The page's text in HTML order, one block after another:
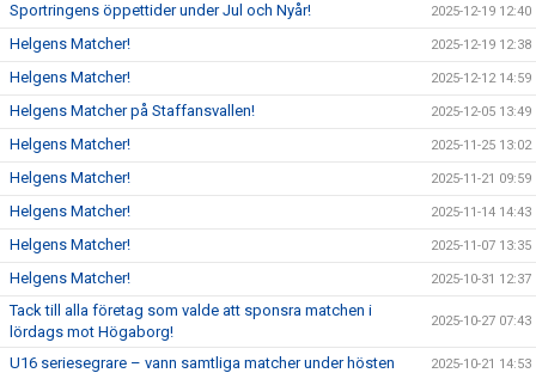
Sportringens öppettider under Jul och Nyår! 2025-12-19 12:40
Helgens Matcher! 2025-12-19 12:38
Helgens Matcher! 2025-12-12 14:59
Helgens Matcher på Staffansvallen! 2025-12-05 13:49
Helgens Matcher! 2025-11-25 13:02
Helgens Matcher! 2025-11-21 09:59
Helgens Matcher! 2025-11-14 14:43
Helgens Matcher! 2025-11-07 13:35
Helgens Matcher! 2025-10-31 12:37
Tack till alla företag som valde att sponsra matchen i
lördags mot Högaborg!
2025-10-27 07:43
U16 seriesegrare – vann samtliga matcher under hösten 2025-10-21 14:53